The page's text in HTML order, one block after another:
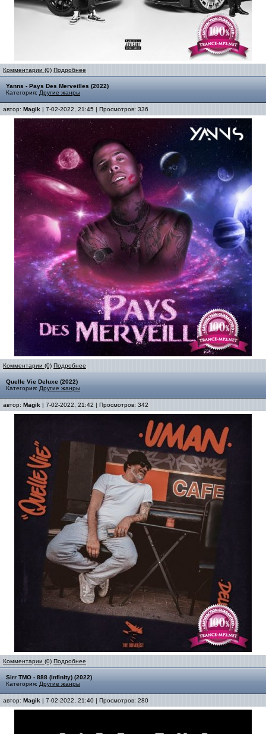
Комментарии (0) Подробнее
Yanns - Pays Des Merveilles (2022)
Категория: Другие жанры
автор: Magik | 7-02-2022, 21:45 | Просмотров: 336
Комментарии (0) Подробнее
Quelle Vie Deluxe (2022)
Категория: Другие жанры
автор: Magik | 7-02-2022, 21:42 | Просмотров: 342
Комментарии (0) Подробнее
Sirr TMO - 888 (Infinity) (2022)
Категория: Другие жанры
автор: Magik | 7-02-2022, 21:40 | Просмотров: 280